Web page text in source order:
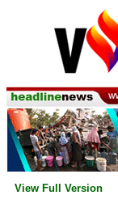
View Full Version